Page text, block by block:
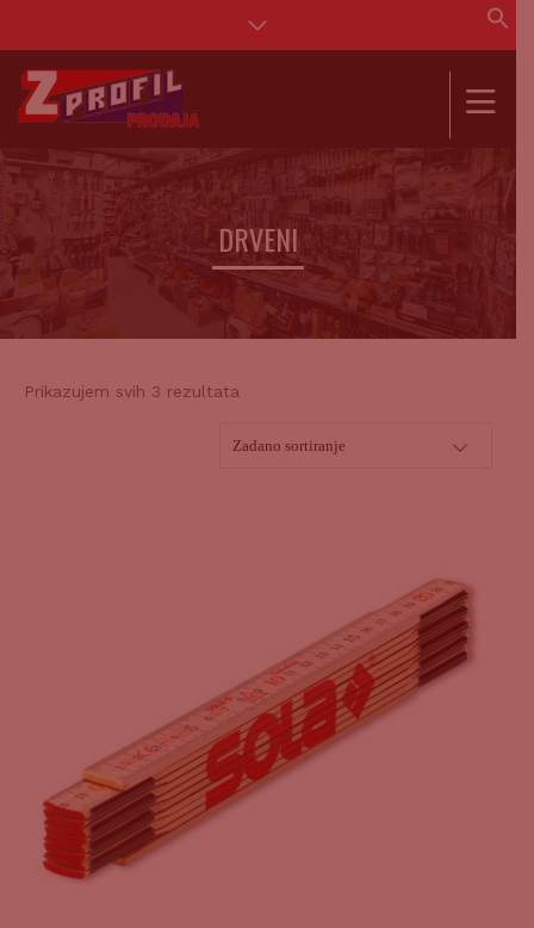
DRVENI
Prikazujem svih 3 rezultata